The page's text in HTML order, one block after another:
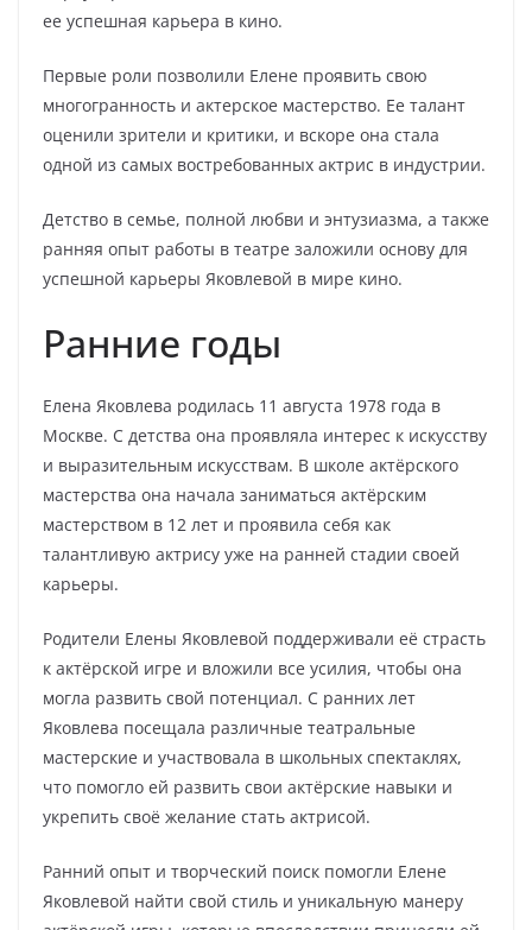
ее успешная карьера в кино.
Первые роли позволили Елене проявить свою
многогранность и актерское мастерство. Ее талант
оценили зрители и критики, и вскоре она стала
одной из самых востребованных актрис в индустрии.
Детство в семье, полной любви и энтузиазма, а также
ранняя опыт работы в театре заложили основу для
успешной карьеры Яковлевой в мире кино.
Ранние годы
Елена Яковлева родилась 11 августа 1978 года в
Москве. С детства она проявляла интерес к искусству
и выразительным искусствам. В школе актёрского
мастерства она начала заниматься актёрским
мастерством в 12 лет и проявила себя как
талантливую актрису уже на ранней стадии своей
карьеры.
Родители Елены Яковлевой поддерживали её страсть
к актёрской игре и вложили все усилия, чтобы она
могла развить свой потенциал. С ранних лет
Яковлева посещала различные театральные
мастерские и участвовала в школьных спектаклях,
что помогло ей развить свои актёрские навыки и
укрепить своё желание стать актрисой.
Ранний опыт и творческий поиск помогли Елене
Яковлевой найти свой стиль и уникальную манеру